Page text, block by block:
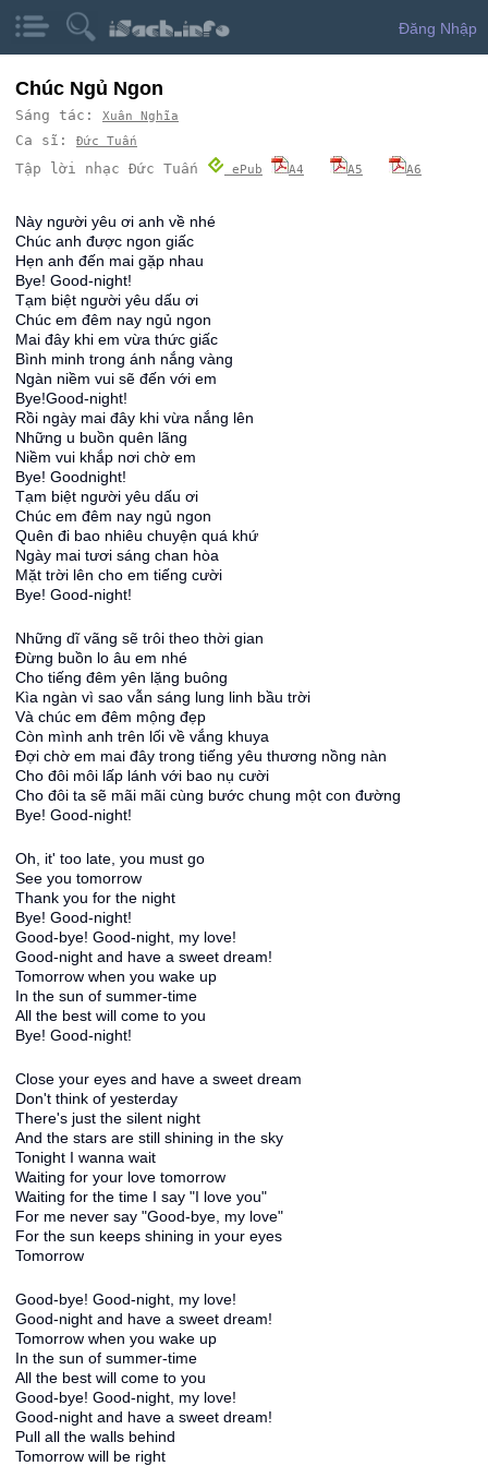
Đăng Nhập
Chúc Ngủ Ngon
Sáng tác: Xuân Nghĩa
Ca sĩ: Đức Tuấn
Tập lời nhạc Đức Tuấn ePub A4 A5 A6
Này người yêu ơi anh về nhé
Chúc anh được ngon giấc
Hẹn anh đến mai gặp nhau
Bye! Good-night!
Tạm biệt người yêu dấu ơi
Chúc em đêm nay ngủ ngon
Mai đây khi em vừa thức giấc
Bình minh trong ánh nắng vàng
Ngàn niềm vui sẽ đến với em
Bye!Good-night!
Rồi ngày mai đây khi vừa nắng lên
Những u buồn quên lãng
Niềm vui khắp nơi chờ em
Bye! Goodnight!
Tạm biệt người yêu dấu ơi
Chúc em đêm nay ngủ ngon
Quên đi bao nhiêu chuyện quá khứ
Ngày mai tươi sáng chan hòa
Mặt trời lên cho em tiếng cười
Bye! Good-night!
Những dĩ vãng sẽ trôi theo thời gian
Đừng buồn lo âu em nhé
Cho tiếng đêm yên lặng buông
Kìa ngàn vì sao vẫn sáng lung linh bầu trời
Và chúc em đêm mộng đẹp
Còn mình anh trên lối về vắng khuya
Đợi chờ em mai đây trong tiếng yêu thương nồng nàn
Cho đôi môi lấp lánh với bao nụ cười
Cho đôi ta sẽ mãi mãi cùng bước chung một con đường
Bye! Good-night!
Oh, it' too late, you must go
See you tomorrow
Thank you for the night
Bye! Good-night!
Good-bye! Good-night, my love!
Good-night and have a sweet dream!
Tomorrow when you wake up
In the sun of summer-time
All the best will come to you
Bye! Good-night!
Close your eyes and have a sweet dream
Don't think of yesterday
There's just the silent night
And the stars are still shining in the sky
Tonight I wanna wait
Waiting for your love tomorrow
Waiting for the time I say "I love you"
For me never say "Good-bye, my love"
For the sun keeps shining in your eyes
Tomorrow
Good-bye! Good-night, my love!
Good-night and have a sweet dream!
Tomorrow when you wake up
In the sun of summer-time
All the best will come to you
Good-bye! Good-night, my love!
Good-night and have a sweet dream!
Pull all the walls behind
Tomorrow will be right